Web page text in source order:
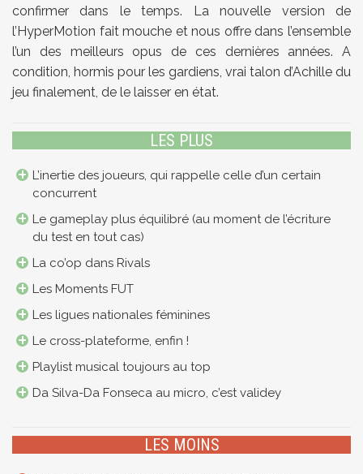
confirmer dans le temps. La nouvelle version de
l’HyperMotion fait mouche et nous offre dans l’ensemble
l’un des meilleurs opus de ces dernières années. A
condition, hormis pour les gardiens, vrai talon d’Achille du
jeu finalement, de le laisser en état.
LES PLUS
L’inertie des joueurs, qui rappelle celle d’un certain
concurrent
Le gameplay plus équilibré (au moment de l’écriture
du test en tout cas)
La co’op dans Rivals
Les Moments FUT
Les ligues nationales féminines
Le cross-plateforme, enfin !
Playlist musical toujours au top
Da Silva-Da Fonseca au micro, c’est validey
LES MOINS